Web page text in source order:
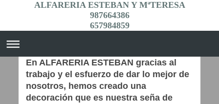
ALFARERIA ESTEBAN Y MªTERESA
987664386
657984859
En ALFARERIA ESTEBAN gracias al
trabajo y el esfuerzo de dar lo mejor de
nosotros, hemos creado una
decoración que es nuestra seña de